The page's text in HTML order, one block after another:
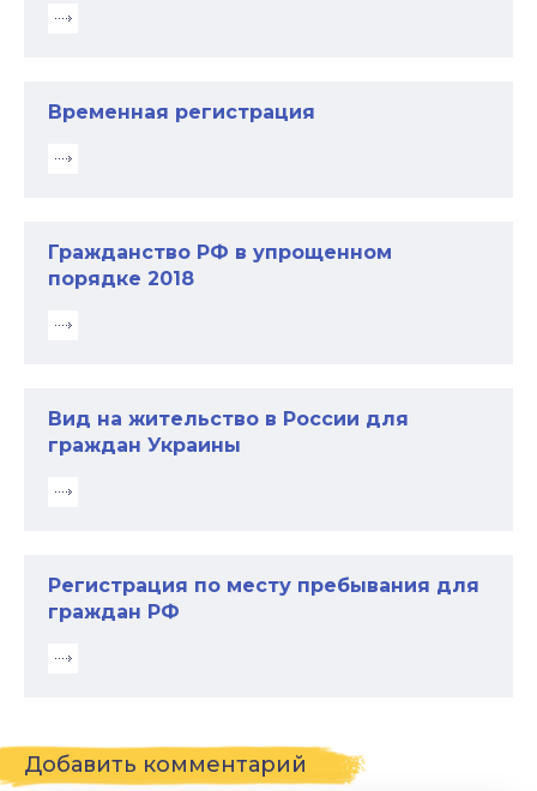
Временная регистрация
Гражданство РФ в упрощенном
порядке 2018
Вид на жительство в России для
граждан Украины
Регистрация по месту пребывания для
граждан РФ
Добавить комментарий